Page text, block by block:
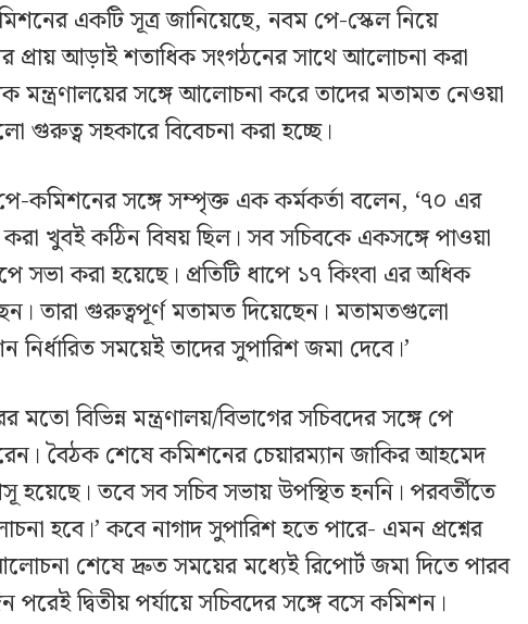
একটি সূত্র জানিয়েছে, নবম পে-স্কেল নিয়ে
প্রায় আড়াই শতাধিক সংগঠনের সাথে আলোচনা করা
সঙ্গে আলোচনা করে তাদের মতামত নেওয়া
গুরুত্ব সহকারে বিবেচনা করা হচ্ছে।
কমিশনের সঙ্গে সম্পৃক্ত এক কর্মকর্তা বলেন, ‘৭০ এর
খুবই কঠিন বিষয় ছিল। সব সচিবকে একসঙ্গে পাওয়া
সভা করা হয়েছে। প্রতিটি ধাপে ১৭ কিংবা এর অধিক
তারা গুরুত্বপূর্ণ মতামত দিয়েছেন। মতামতগুলো
নির্ধারিত সময়েই তাদের সুপারিশ জমা দেবে।’
বিভিন্ন মন্ত্রণালয়/বিভাগের সচিবদের সঙ্গে পে
বৈঠক শেষে কমিশনের চেয়ারম্যান জাকির আহমেদ
তবে সব সচিব সভায় উপস্থিত হননি। পরবর্তীতে
হবে।’ কবে নাগাদ সুপারিশ হতে পারে- এমন প্রশ্নের
শেষে দ্রুত সময়ের মধ্যেই রিপোর্ট জমা দিতে পারব
দ্বিতীয় পর্যায়ে সচিবদের সঙ্গে বসে কমিশন।